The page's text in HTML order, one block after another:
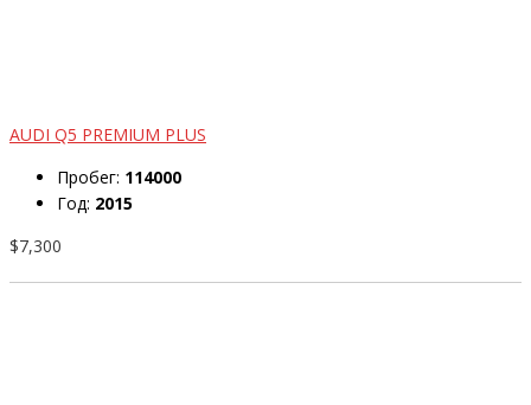
AUDI Q5 PREMIUM PLUS
Пробег: 114000
Год: 2015
$7,300